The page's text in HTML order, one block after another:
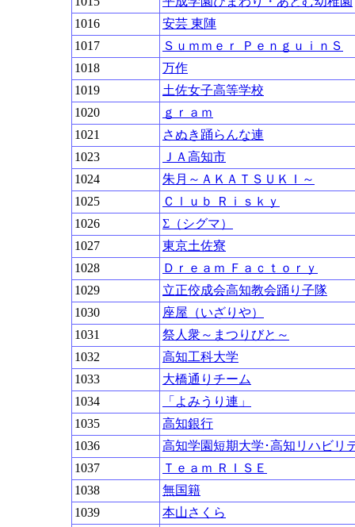
1016
安芸 東陣
1017
Ｓｕｍｍｅｒ ＰｅｎｇｕｉｎＳ
1018
万作
1019
土佐女子高等学校
1020
ｇｒａｍ
1021
さぬき踊らんな連
1023
ＪＡ高知市
1024
朱月～ＡＫＡＴＳＵＫＩ～
1025
Ｃｌｕｂ Ｒｉｓｋｙ
1026
Σ（シグマ）
1027
東京土佐寮
1028
Ｄｒｅａｍ Ｆａｃｔｏｒｙ
1029
立正佼成会高知教会踊り子隊
1030
座屋（いざりや）
1031
祭人衆～まつりびと～
1032
高知工科大学
1033
大橋通りチーム
1034
「よみうり連」
1035
高知銀行
1036
高知学園短期大学･高知リハビリ
1037
Ｔｅａｍ ＲＩＳＥ
1038
無国籍
1039
本山さくら